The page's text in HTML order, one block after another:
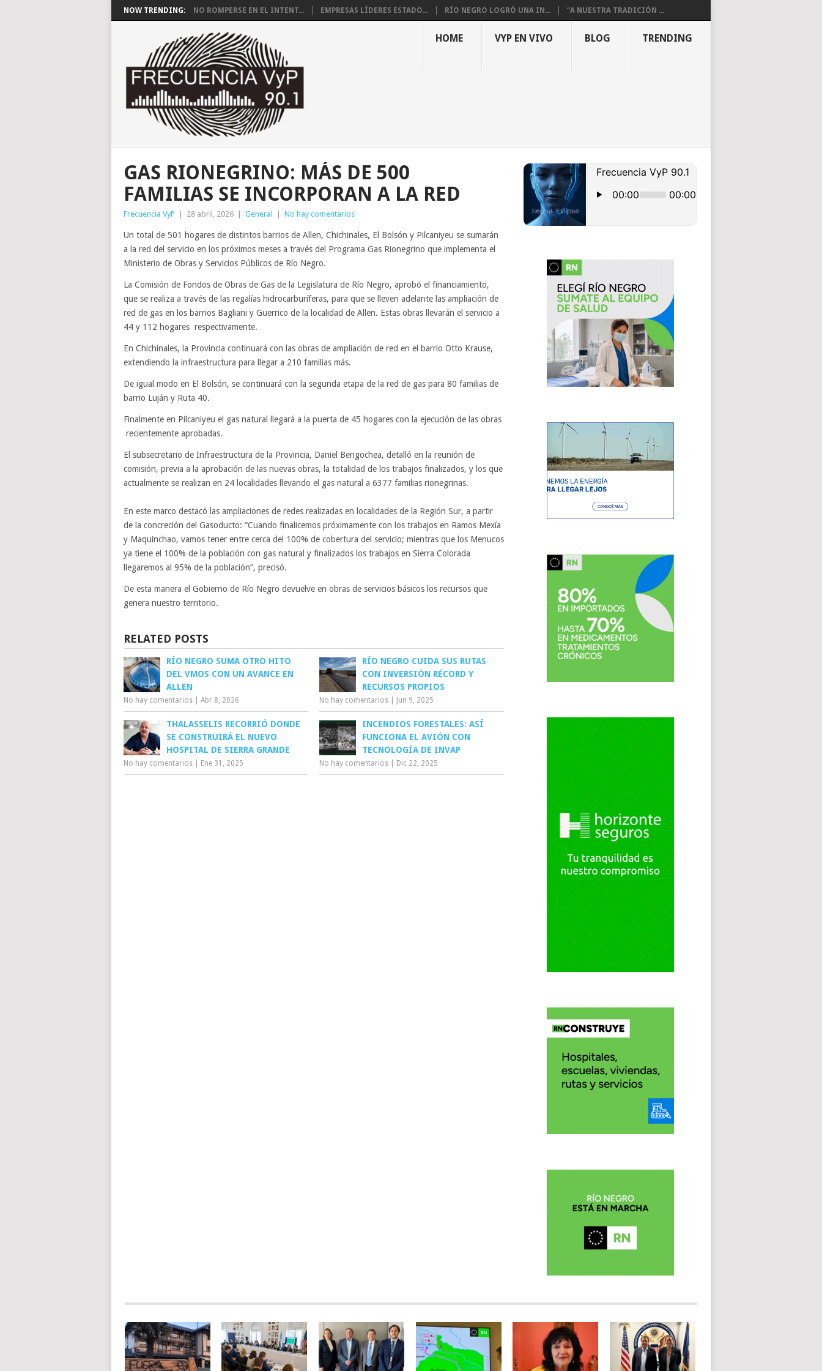
NOW TRENDING: NO ROMPERSE EN EL INTENT... EMPRESAS LÍDERES ESTADO... RÍO NEGRO LOGRÓ UNA IN... “A NUESTRA TRADICIÓN ...
HOME VYP EN VIVO BLOG TRENDING
GAS RIONEGRINO: MÁS DE 500
FAMILIAS SE INCORPORAN A LA RED
Frecuencia VyP 28 abril, 2026 General No hay comentarios
Un total de 501 hogares de distintos barrios de Allen, Chichinales, El Bolsón y Pilcaniyeu se sumarán
a la red del servicio en los próximos meses a través del Programa Gas Rionegrino que implementa el
Ministerio de Obras y Servicios Públicos de Río Negro.
La Comisión de Fondos de Obras de Gas de la Legislatura de Río Negro, aprobó el financiamiento,
que se realiza a través de las regalías hidrocarburíferas, para que se lleven adelante las ampliación de
red de gas en los barrios Bagliani y Guerrico de la localidad de Allen. Estas obras llevarán el servicio a
44 y 112 hogares respectivamente.
En Chichinales, la Provincia continuará con las obras de ampliación de red en el barrio Otto Krause,
extendiendo la infraestructura para llegar a 210 familias más.
De igual modo en El Bolsón, se continuará con la segunda etapa de la red de gas para 80 familias de
barrio Luján y Ruta 40.
Finalmente en Pilcaniyeu el gas natural llegará a la puerta de 45 hogares con la ejecución de las obras
recientemente aprobadas.
El subsecretario de Infraestructura de la Provincia, Daniel Bengochea, detalló en la reunión de
comisión, previa a la aprobación de las nuevas obras, la totalidad de los trabajos finalizados, y los que
actualmente se realizan en 24 localidades llevando el gas natural a 6377 familias rionegrinas.
En este marco destacó las ampliaciones de redes realizadas en localidades de la Región Sur, a partir
de la concreción del Gasoducto: “Cuando finalicemos próximamente con los trabajos en Ramos Mexía
y Maquinchao, vamos tener entre cerca del 100% de cobertura del servicio; mientras que los Menucos
ya tiene el 100% de la población con gas natural y finalizados los trabajos en Sierra Colorada
llegaremos al 95% de la población”, precisó.
De esta manera el Gobierno de Río Negro devuelve en obras de servicios básicos los recursos que
genera nuestro territorio.
RELATED POSTS
RÍO NEGRO SUMA OTRO HITO
DEL VMOS CON UN AVANCE EN
ALLEN
No hay comentarios Abr 8, 2026
RÍO NEGRO CUIDA SUS RUTAS
CON INVERSIÓN RÉCORD Y
RECURSOS PROPIOS
No hay comentarios Jun 9, 2025
THALASSELIS RECORRIÓ DONDE
SE CONSTRUIRÁ EL NUEVO
HOSPITAL DE SIERRA GRANDE
No hay comentarios Ene 31, 2025
INCENDIOS FORESTALES: ASÍ
FUNCIONA EL AVIÓN CON
TECNOLOGÍA DE INVAP
No hay comentarios Dic 22, 2025